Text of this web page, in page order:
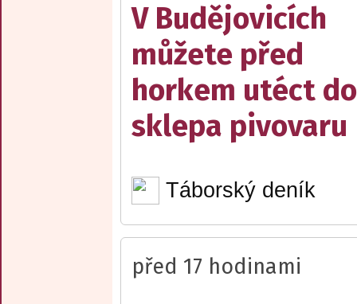
V Budějovicích
můžete před
horkem utéct do
sklepa pivovaru
Táborský deník
před 17 hodinami